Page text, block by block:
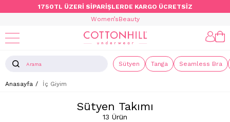
1750TL ÜZERİ SİPARİŞLERDE KARGO ÜCRETSİZ
Women’sBeauty
Sütyen Tanga Seamless Bra
Anasayfa İç Giyim
Sütyen Takımı
13 Ürün